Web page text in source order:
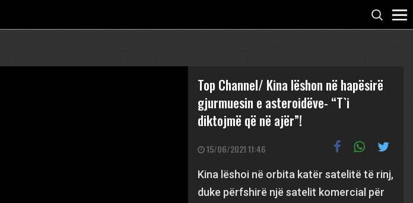
Top Channel/ Kina lëshon në hapësirë
gjurmuesin e asteroidëve- “T`i
diktojmë që në ajër”!
15/06/2021 11:46
Kina lëshoi në orbita katër satelitë të rinj,
duke përfshirë një satelit komercial për